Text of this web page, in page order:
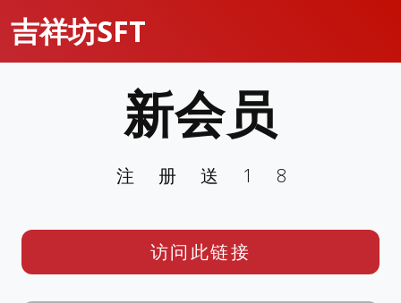
吉祥坊SFT
新会员
注册送18
访问此链接